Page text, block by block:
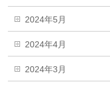
2024年5月
2024年4月
2024年3月